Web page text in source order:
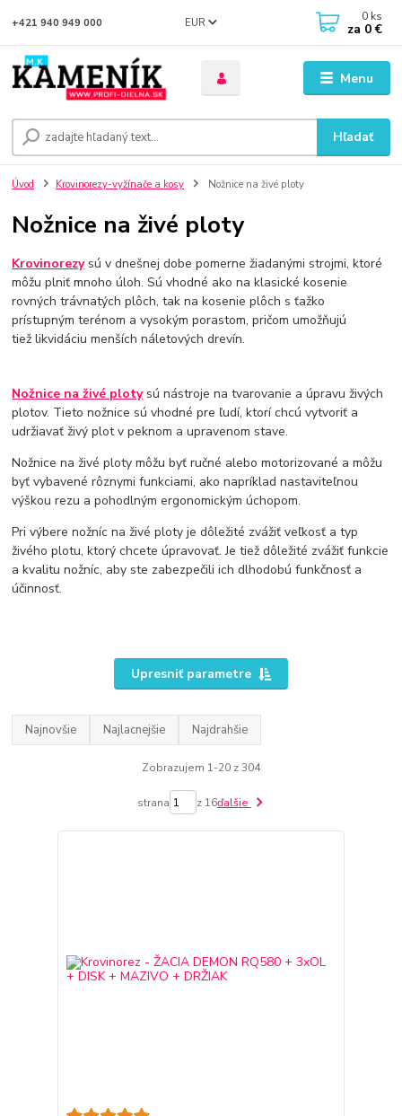
Menu
EUR
Hľadať
+421 940 949 000 0 ks
za 0 €
Úvod Krovinorezy-vyžínače a kosy Nožnice na živé ploty
Nožnice na živé ploty
Krovinorezysú v dnešnej dobe pomerne žiadanými strojmi, ktoré
môžu plniť mnoho úloh. Sú vhodné ako na klasické kosenie
rovných trávnatých plôch, tak na kosenie plôch s ťažko
prístupným terénom a vysokým porastom, pričom umožňujú
tiež likvidáciu menších náletových drevín.
Nožnice na živé plotysú nástroje na tvarovanie a úpravu živých
plotov. Tieto nožnice sú vhodné pre ľudí, ktorí chcú vytvoriť a
udržiavať živý plot v peknom a upravenom stave.
Nožnice na živé ploty môžu byť ručné alebo motorizované a môžu
byť vybavené rôznymi funkciami, ako napríklad nastaviteľnou
výškou rezu a pohodlným ergonomickým úchopom.
Pri výbere nožníc na živé ploty je dôležité zvážiť veľkosť a typ
živého plotu, ktorý chcete úpravovať. Je tiež dôležité zvážiť funkcie
a kvalitu nožníc, aby ste zabezpečili ich dlhodobú funkčnosť a
účinnosť.
Upresniť parametre
Najnovšie Najlacnejšie Najdrahšie
Zobrazujem 1-20 z 304
strana z 16ďalšie